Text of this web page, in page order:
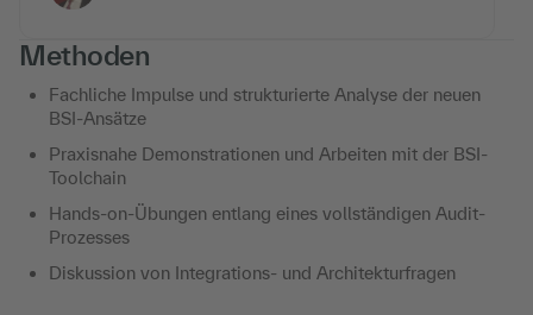
Methoden
Fachliche Impulse und strukturierte Analyse der neuen
BSI-Ansätze
Praxisnahe Demonstrationen und Arbeiten mit der BSI-
Toolchain
Hands-on-Übungen entlang eines vollständigen Audit-
Prozesses
Diskussion von Integrations- und Architekturfragen